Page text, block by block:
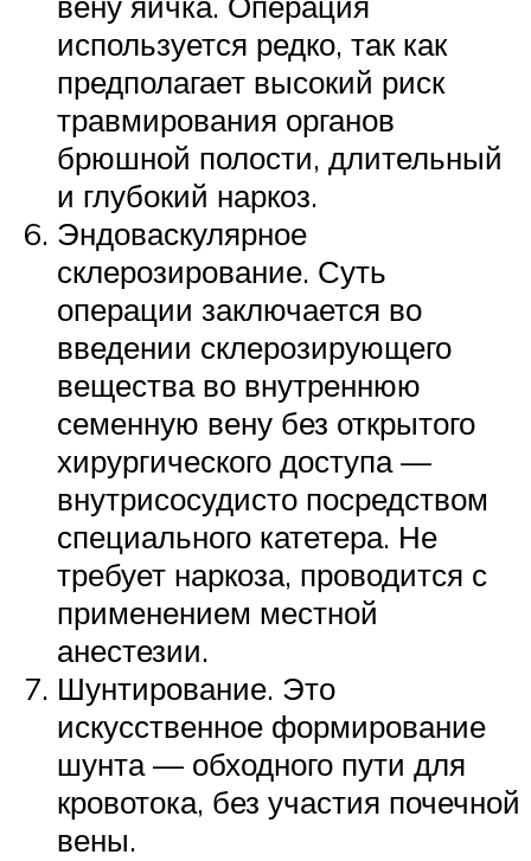
используется редко, так как
предполагает высокий риск
травмирования органов
брюшной полости, длительный
и глубокий наркоз.
Эндоваскулярное
склерозирование. Суть
операции заключается во
введении склерозирующего
вещества во внутреннюю
семенную вену без открытого
хирургического доступа —
внутрисосудисто посредством
специального катетера. Не
требует наркоза, проводится с
применением местной
анестезии.
Шунтирование. Это
искусственное формирование
шунта — обходного пути для
кровотока, без участия почечной
вены.